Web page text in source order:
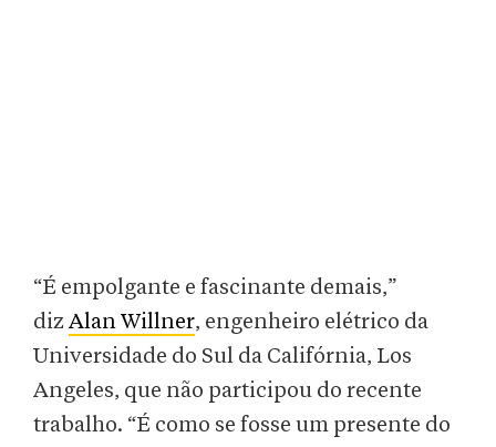
“É empolgante e fascinante demais,”
dizAlan Willner, engenheiro elétrico da
Universidade do Sul da Califórnia, Los
Angeles, que não participou do recente
trabalho. “É como se fosse um presente do